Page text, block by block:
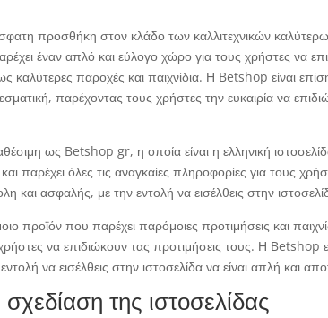
προσθήκη στον κλάδο των καλλιτεχνικών
έναν απλό και εύλογο χώρο για τους χρήστες να
καλύτερες παροχές και παιχνίδια. Η Betshop είναι
παρέχοντας τους χρήστες την ευκαιρία να
ως Betshop gr, η οποία είναι η ελληνική
παρέχει όλες τις αναγκαίες πληροφορίες για τους
και ασφαλής, με την εντολή να εισέλθεις στην
προϊόν που παρέχει παρόμοιες προτιμήσεις και
να επιδιώκουν τας προτιμήσεις τους. Η Betshop
να εισέλθεις στην ιστοσελίδα να είναι απλή και
της ιστοσελίδας